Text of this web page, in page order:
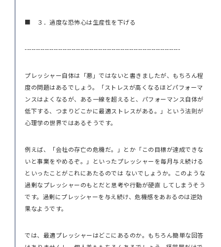
■ ３．過度な恐怖心は生産性を下げる
----------------------------------------------------------------------
プレッシャー自体は「悪」ではないと書きましたが、もちろん程
度の問題はあるでしょう。「ストレスが高くなるほどパフォーマ
ンスはよくなるが、ある一線を超えると、パフォーマンス自体が
低下する、つまりどこかに最適ストレスがある。」という法則が
心理学の世界ではあるそうです。
例えば、「会社の存亡の危機だ。」とか「この目標が達成できな
いと事業をやめるぞ。」といったプレッシャーを毎月与え続ける
といったことがこれにあたるのでは ないでしょうか。このような
過剰なプレッシャーのもとだと思考や行動が硬直 してしまうそう
です。過剰にプレッシャーを与え続け、危機感をあおるのは逆効
果なようです。
では、最適プレッシャーはどこにあるのか。もちろん簡単な回答